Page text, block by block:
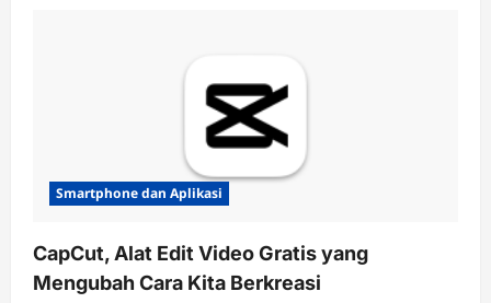
Infrastruktur
Smartphone dan Aplikasi
CapCut, Alat Edit Video Gratis yang
Mengubah Cara Kita Berkreasi